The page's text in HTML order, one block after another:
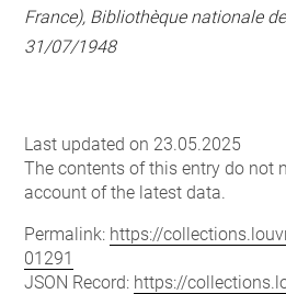
France), Bibliothèque nationale
31/07/1948
Last updated on 23.05.2025
The contents of this entry do not
account of the latest data.
Permalink: https://
01291
JSON Record: https://